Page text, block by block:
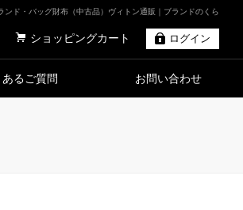
ンド・バッグ財布（中古品）ヴィトン通販｜ブランドのくら
ショッピングカート ログイン
あるご質問 お問い合わせ